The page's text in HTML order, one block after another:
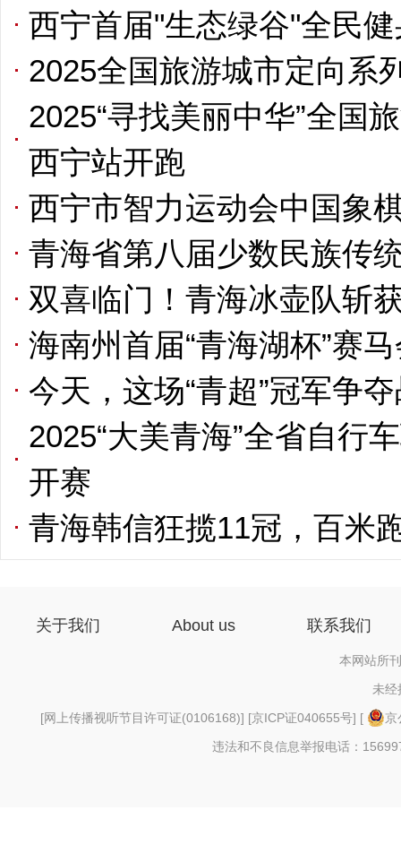
西宁首届"生态绿谷"全民
2025全国旅游城市定向系
2025“寻找美丽中华”全国
西宁站开跑
西宁市智力运动会中国象
青海省第八届少数民族传
双喜临门！青海冰壶队斩
海南州首届“青海湖杯”赛
今天，这场“青超”冠军争
2025“大美青海”全省自行
开赛
青海韩信狂揽11冠，百米
关于我们 About us 联系我们
本网站所
未经
[网上传播视听节目许可证(0106168)] [京ICP证040655号] [
京
违法和不良信息举报电话：